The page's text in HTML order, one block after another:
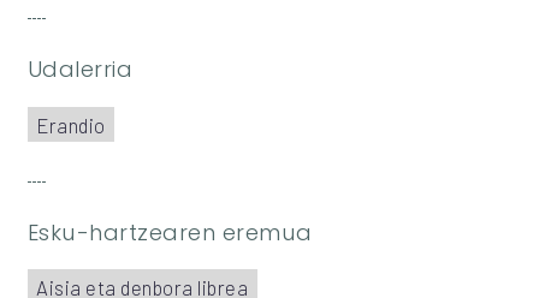
Udalerria
Erandio
Esku-hartzearen eremua
Aisia eta denbora librea